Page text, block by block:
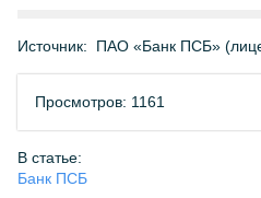
Источник: ПАО «Банк ПСБ»
Просмотров: 1161
В статье:
Банк ПСБ